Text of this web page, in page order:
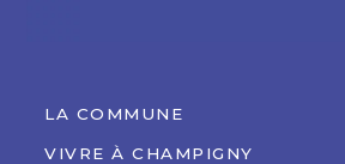
LA COMMUNE
VIVRE À CHAMPIGNY